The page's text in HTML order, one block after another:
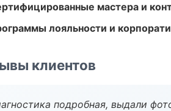
мастера и
лояльности и
клиентов
подробная, выдали